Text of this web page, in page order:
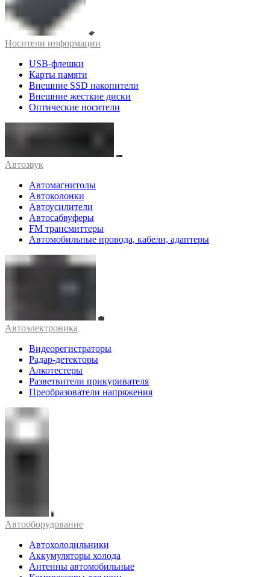
Носители информации
USB-флешки
Карты памяти
Внешние SSD накопители
Внешние жесткие диски
Оптические носители
Автозвук
Автомагнитолы
Автоколонки
Автоусилители
Автосабвуферы
FM трансмиттеры
Автомобильные провода, кабели, адаптеры
Автоэлектроника
Видеорегистраторы
Радар-детекторы
Алкотестеры
Разветвители прикуривателя
Преобразователи напряжения
Автооборудование
Автохолодильники
Аккумуляторы холода
Антенны автомобильные